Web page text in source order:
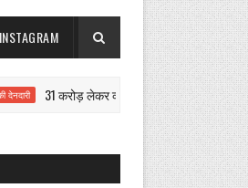
INSTAGRAM
31 करोड़ लेकर व्यापारी फरार की वायरल पोस्ट से